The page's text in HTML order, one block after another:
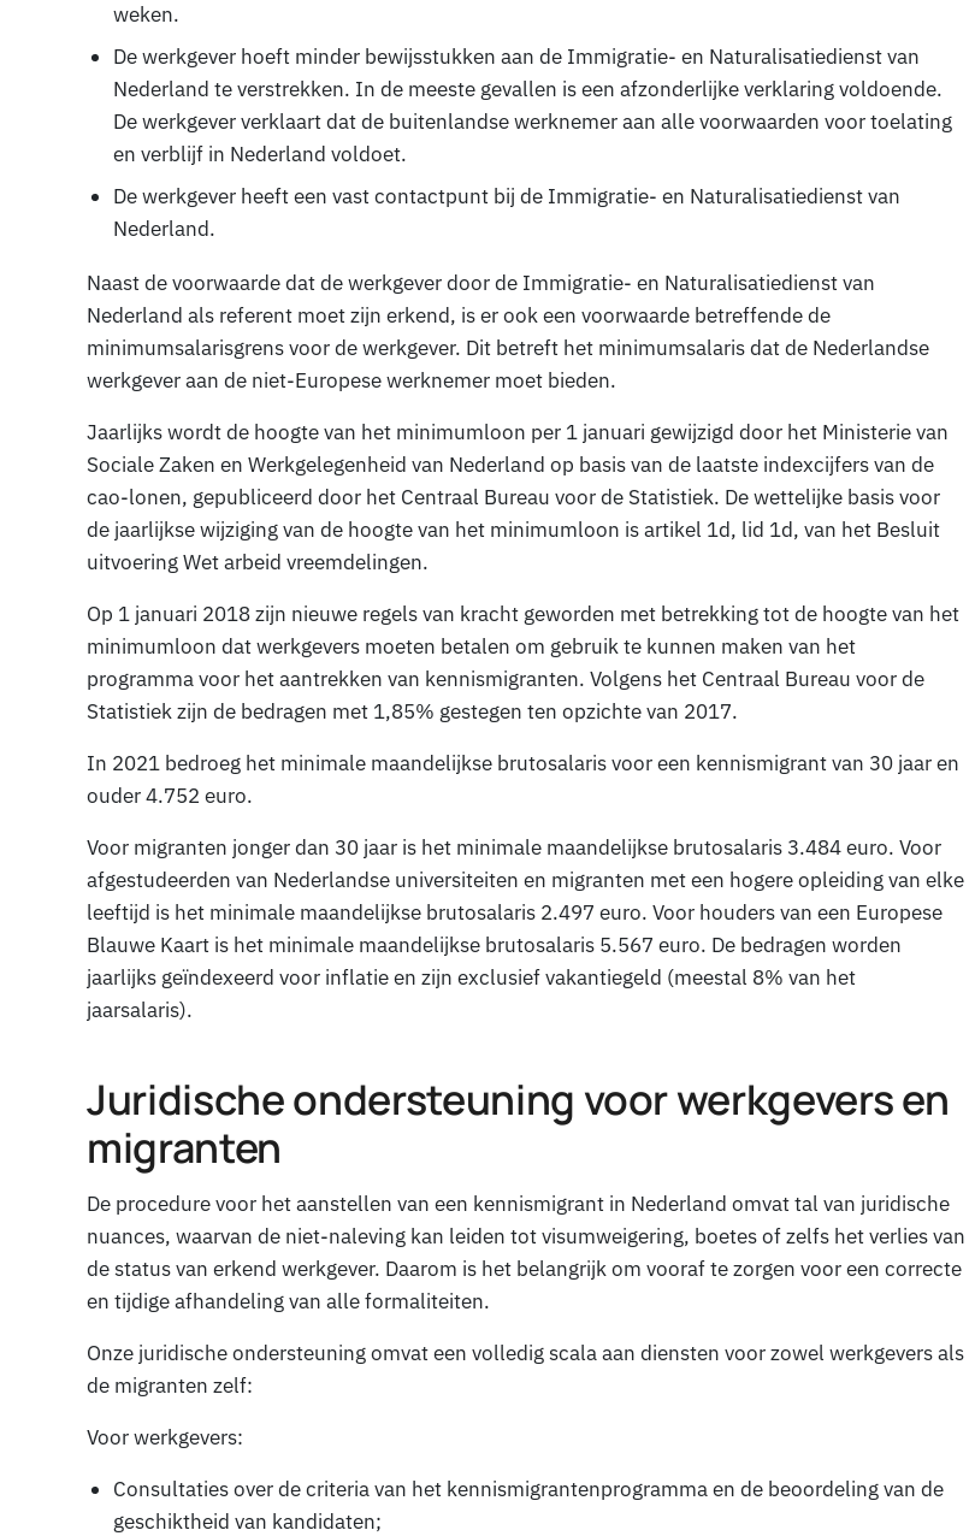
weken.
De werkgever hoeft minder bewijsstukken aan de Immigratie- en Naturalisatiedienst van
Nederland te verstrekken. In de meeste gevallen is een afzonderlijke verklaring voldoende.
De werkgever verklaart dat de buitenlandse werknemer aan alle voorwaarden voor toelating
en verblijf in Nederland voldoet.
De werkgever heeft een vast contactpunt bij de Immigratie- en Naturalisatiedienst van
Nederland.
Naast de voorwaarde dat de werkgever door de Immigratie- en Naturalisatiedienst van
Nederland als referent moet zijn erkend, is er ook een voorwaarde betreffende de
minimumsalarisgrens voor de werkgever. Dit betreft het minimumsalaris dat de Nederlandse
werkgever aan de niet-Europese werknemer moet bieden.
Jaarlijks wordt de hoogte van het minimumloon per 1 januari gewijzigd door het Ministerie van
Sociale Zaken en Werkgelegenheid van Nederland op basis van de laatste indexcijfers van de
cao-lonen, gepubliceerd door het Centraal Bureau voor de Statistiek. De wettelijke basis voor
de jaarlijkse wijziging van de hoogte van het minimumloon is artikel 1d, lid 1d, van het Besluit
uitvoering Wet arbeid vreemdelingen.
Op 1 januari 2018 zijn nieuwe regels van kracht geworden met betrekking tot de hoogte van het
minimumloon dat werkgevers moeten betalen om gebruik te kunnen maken van het
programma voor het aantrekken van kennismigranten. Volgens het Centraal Bureau voor de
Statistiek zijn de bedragen met 1,85% gestegen ten opzichte van 2017.
In 2021 bedroeg het minimale maandelijkse brutosalaris voor een kennismigrant van 30 jaar en
ouder 4.752 euro.
Voor migranten jonger dan 30 jaar is het minimale maandelijkse brutosalaris 3.484 euro. Voor
afgestudeerden van Nederlandse universiteiten en migranten met een hogere opleiding van elke
leeftijd is het minimale maandelijkse brutosalaris 2.497 euro. Voor houders van een Europese
Blauwe Kaart is het minimale maandelijkse brutosalaris 5.567 euro. De bedragen worden
jaarlijks geïndexeerd voor inflatie en zijn exclusief vakantiegeld (meestal 8% van het
jaarsalaris).
Juridische ondersteuning voor werkgevers en
migranten
De procedure voor het aanstellen van een kennismigrant in Nederland omvat tal van juridische
nuances, waarvan de niet-naleving kan leiden tot visumweigering, boetes of zelfs het verlies van
de status van erkend werkgever. Daarom is het belangrijk om vooraf te zorgen voor een correcte
en tijdige afhandeling van alle formaliteiten.
Onze juridische ondersteuning omvat een volledig scala aan diensten voor zowel werkgevers als
de migranten zelf:
Voor werkgevers:
Consultaties over de criteria van het kennismigrantenprogramma en de beoordeling van de
geschiktheid van kandidaten;